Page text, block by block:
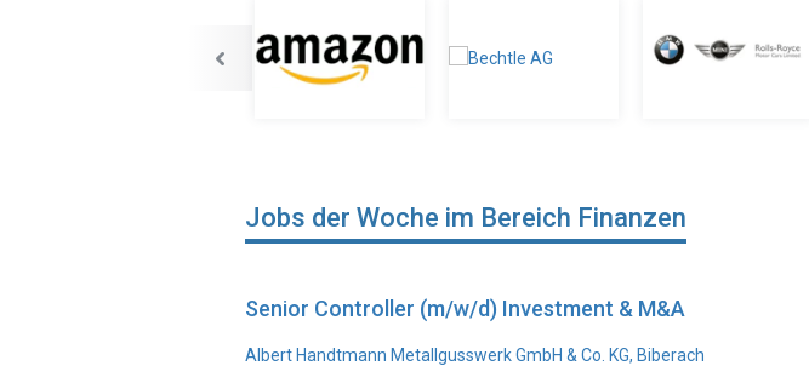
Jobs der Woche im Bereich Finanzen
Senior Controller (m/w/d) Investment & M&A
Albert Handtmann Metallgusswerk GmbH & Co. KG, Biberach